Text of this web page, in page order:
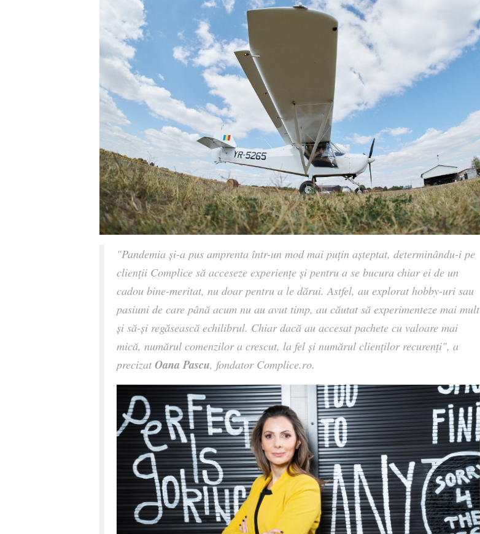
"Pandemia și-a pus amprenta într-un mod mai puțin așteptat, determinându-i pe
clienții Complice să acceseze experiențe și pentru a se bucura chiar ei de un
cadou bine-meritat, nu doar pentru a le dărui. Astfel, au explorat hobby-uri sau
pasiuni de care până acum nu au avut timp, au căutat să experimenteze mai mult
și să-și regăsească echilibrul. Chiar dacă au accesat pachete cu valoare mai
mică, numărul comenzilor a crescut, la fel și numărul clienților recurenți", a
precizat Oana Pascu, fondator Complice.ro.